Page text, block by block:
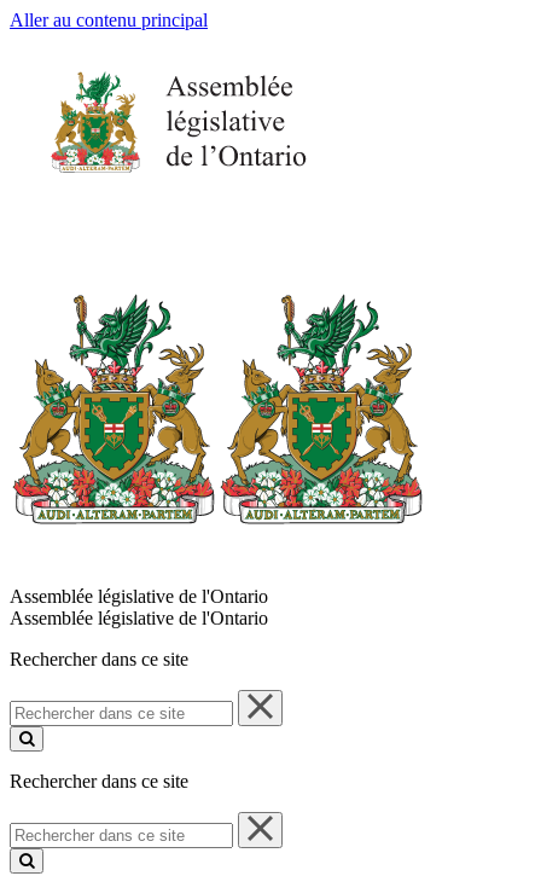
Aller au contenu principal
Assemblée législative de l'Ontario
Assemblée législative de l'Ontario
Rechercher dans ce site
Rechercher
dans
ce
Rechercher dans ce site
Rechercher
dans
ce